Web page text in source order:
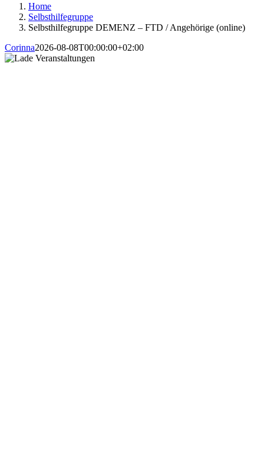
Home
Selbsthilfegruppe
Selbsthilfegruppe DEMENZ – FTD / Angehörige (online)
Corinna2026-08-08T00:00:00+02:00